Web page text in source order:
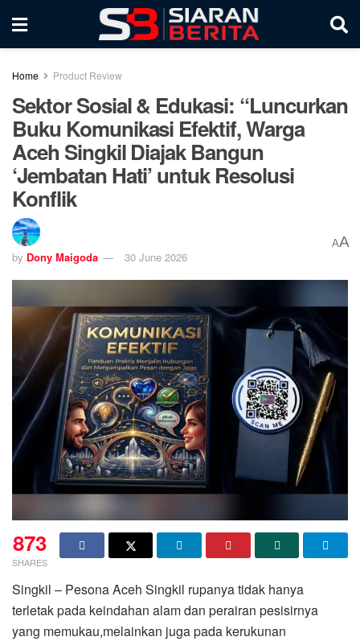
Home Product Review
Sektor Sosial & Edukasi: “Luncurkan
Buku Komunikasi Efektif, Warga
Aceh Singkil Diajak Bangun
‘Jembatan Hati’ untuk Resolusi
Konflik
by Dony Maigoda 30 June 2026
AA
873
SHARES
Singkil – Pesona Aceh Singkil rupanya tidak hanya
terletak pada keindahan alam dan perairan pesisirnya
yang memukau,melainkan juga pada kerukunan